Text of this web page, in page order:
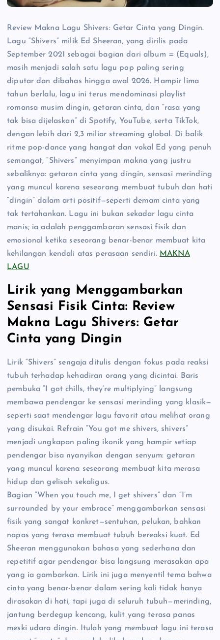
Review Makna Lagu Shivers: Getar Cinta yang Dingin.
Lagu “Shivers” milik Ed Sheeran, yang dirilis pada
September 2021 sebagai bagian dari album = (Equals),
masih menjadi salah satu lagu pop paling sering
diputar dan dibahas hingga awal 2026. Hampir lima
tahun berlalu, lagu ini terus mendominasi playlist
romansa musim dingin, getaran cinta, dan “rasa yang
tak bisa dijelaskan” di Spotify, YouTube, serta TikTok,
dengan lebih dari 2,3 miliar streaming global. Di balik
ritme pop-dance yang hangat dan vokal Ed yang penuh
semangat, “Shivers” menyimpan makna yang justru
sebaliknya: getaran cinta yang dingin, sensasi merinding
yang muncul karena seseorang membuat tubuh dan hati
“dingin” dalam arti positif—seperti demam cinta yang
tak tertahankan. Lagu ini bukan sekadar lagu cinta
manis; ia adalah penggambaran sensasi fisik dan
emosional ketika seseorang benar-benar membuat kita
kehilangan kendali atas perasaan sendiri. MAKNA
LAGU
Lirik yang Menggambarkan
Sensasi Fisik Cinta: Review
Makna Lagu Shivers: Getar
Cinta yang Dingin
Lirik “Shivers” sengaja ditulis dengan fokus pada reaksi
tubuh terhadap kehadiran orang yang dicintai. Baris
pembuka “I got chills, they’re multiplying” langsung
membawa pendengar ke sensasi merinding yang klasik—
seperti saat mendengar lagu favorit atau melihat orang
yang disukai. Refrain “You got me shivers, shivers”
menjadi ungkapan paling ikonik yang hampir setiap
pendengar bisa nyanyikan dengan senyum: getaran
yang muncul karena seseorang membuat kita merasa
hidup dan gelisah sekaligus.
Bagian “When you touch me, I get shivers” dan “I’m
surrounded by your embrace” menggambarkan sensasi
fisik yang sangat konkret—sentuhan, pelukan, bahkan
napas yang terasa membuat tubuh bereaksi kuat. Ed
Sheeran menggunakan bahasa yang sederhana dan
repetitif agar pendengar bisa langsung merasakan apa
yang ia gambarkan. Lirik ini juga menyentil tema bahwa
cinta yang benar-benar dalam sering kali tidak hanya
dirasakan di hati, tapi juga di seluruh tubuh—merinding,
jantung berdegup kencang, kulit yang terasa panas
meski udara dingin. Itulah yang membuat lagu ini terasa